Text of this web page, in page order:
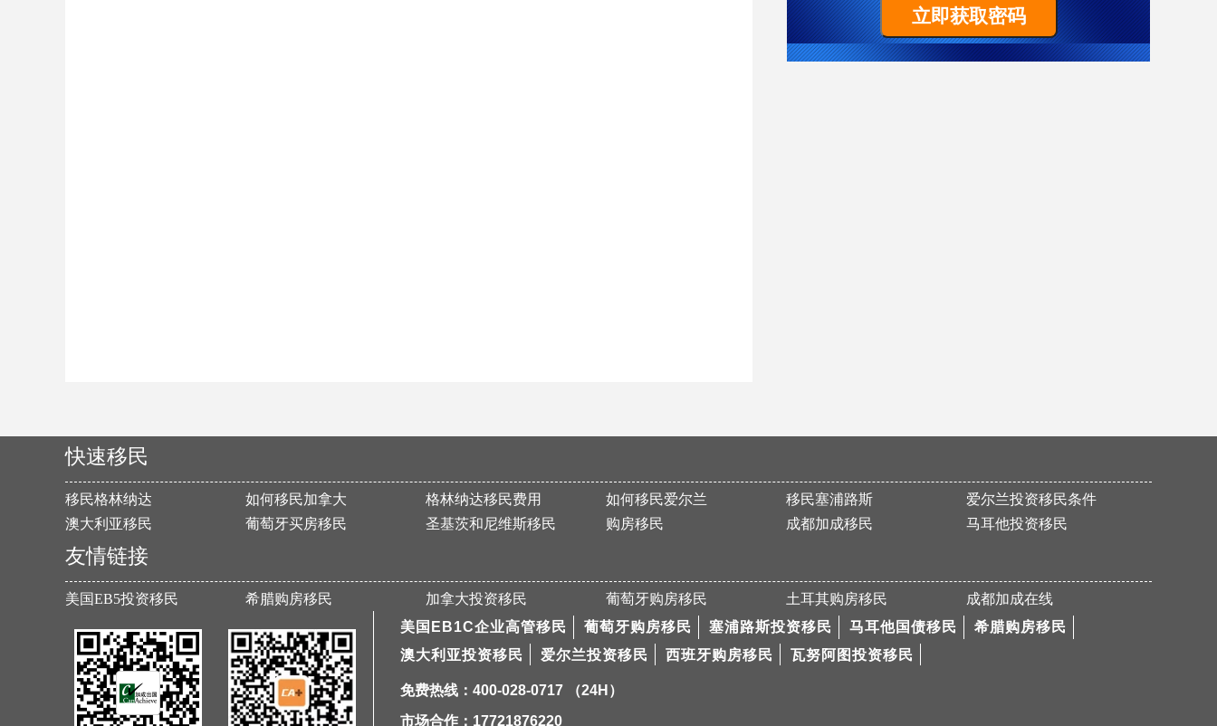
置业移民塞浦路斯，当“地主”拿dj欧盟身份
热烈恭喜L女士澳洲186雇主担保技术移民项目获批
恭喜M先生美国EB-5申请顺利通过I526！
祝贺L女士186雇主担保签证（PR）顺利获批
热烈恭喜R先生马耳他国债移民成功获批
Z先生美国EB-5的I-526申请通过！
Y女士圣基茨护照成功获批！
移民塞浦路斯！一步到位快速拿欧盟护照
快速移民
移民格林纳达 如何移民加拿大 格林纳达移民费用 如何移民爱尔兰 移民塞浦路斯
爱尔兰投资移民条件
澳大利亚移民
葡萄牙买房移民 圣基茨和尼维斯移民 购房移民 成都加成移民 马耳他投资移民
友情链接
美国EB5投资移民 希腊购房移民 加拿大投资移民 葡萄牙购房移民 土耳其购房移民
成都加成在线
美国EB1C企业高管移民
葡萄牙购房移民 塞浦路斯投资移民 马耳他国债移民
希腊购房移民
澳大利亚投资移民
爱尔兰投资移民 西班牙购房移民 瓦努阿图投资移民
免费热线：400-028-0717 （24H）
市场合作：17721876220